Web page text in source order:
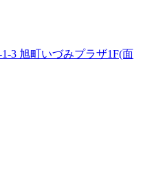
3 旭町いづみプラザ1F(面